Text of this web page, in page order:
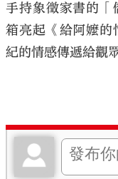
手持象徵家書的「
箱亮起《給阿嬤的
紀的情感傳遞給觀眾